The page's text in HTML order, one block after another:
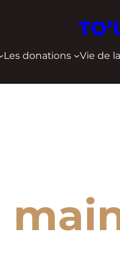
Les donations Vie de